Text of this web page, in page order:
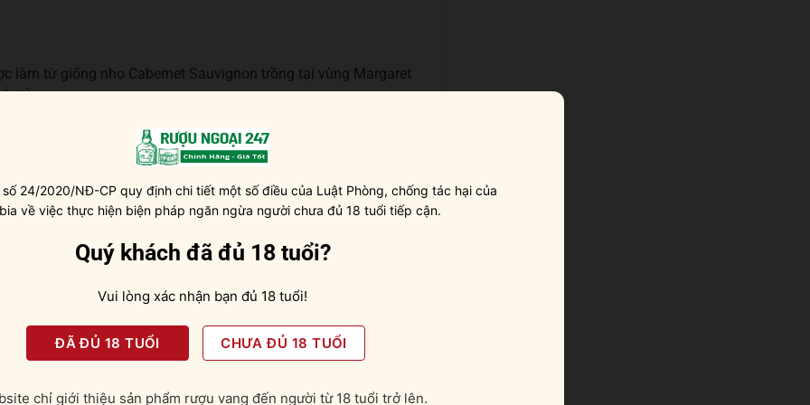
làm từ giống nho Cabernet Sauvignon trồng tại vùng Margaret
Úc.
Fraser, rượu vang Ringbolt Cabernet Sauvignon được ủ trong
đà với màu đỏ đẹp mắt, xen lẫn chút ánh tím quyến rũ.
nhận được hương vị ngọt ngào của quả anh đào đen. Mùi
thức nhấp ngụm đầu tiên. Rượu trong khoang miệng sẽ
anh đào cùng trái cây socola đầy mạnh mẽ. Hậu vị mịn
đánh thức mọi giác quan.
thức cùng
bạn nên kết hợp với các món ăn từ thịt bò, thịt
24/2020/NĐ-CP quy định chi tiết một số điều của Luật Phòng, chống tác hại của
về việc thực hiện biện pháp ngăn ngừa người chưa đủ 18 tuổi tiếp cận.
Quý khách đã đủ 18 tuổi?
Vui lòng xác nhận bạn đủ 18 tuổi!
ĐÃ ĐỦ 18 TUỔI CHƯA ĐỦ 18 TUỔI
chỉ giới thiệu sản phẩm rượu vang đến người từ 18 tuổi trở lên.